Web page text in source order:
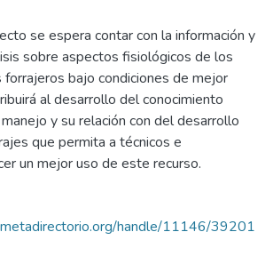
se espera contar con la información y
sobre aspectos fisiológicos de los
bajo condiciones de mejor
al desarrollo del conocimiento
y su relación con del desarrollo
que permita a técnicos e
un mejor uso de este recurso.
handle/11146/39201